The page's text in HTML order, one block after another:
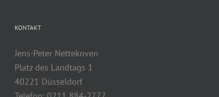
KONTAKT
Jens-Peter Nettekoven
Platz des Landtags 1
40221 Düsseldorf